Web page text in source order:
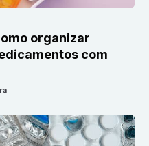
organizar
com